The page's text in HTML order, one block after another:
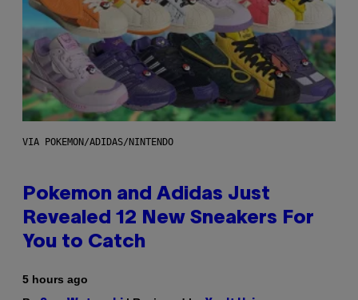
VIA POKEMON/ADIDAS/NINTENDO
Pokemon and Adidas Just
Revealed 12 New Sneakers For
You to Catch
5 hours ago